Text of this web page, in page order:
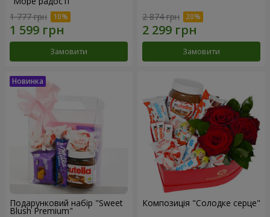
1 777 грн
Замовити
2 874 грн
Замовити
Подарунковий набір "Sweet
Blush Premium"
Композиція "Солодке серце"